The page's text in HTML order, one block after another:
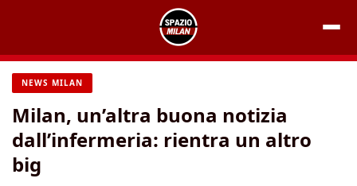
contenuto
NEWS MILAN
Milan, un’altra buona notizia
dall’infermeria: rientra un altro
big